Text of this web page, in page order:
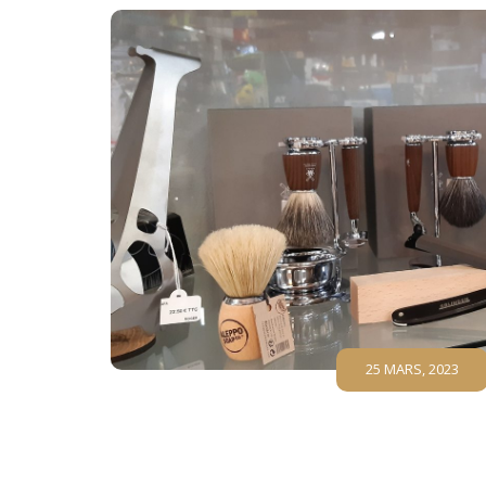
25 MARS, 2023